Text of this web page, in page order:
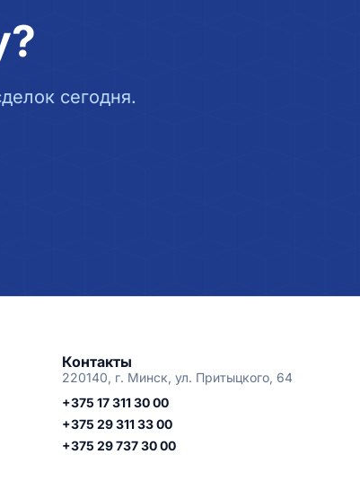
сегодня.
Контакты
220140, г. Минск, ул. Притыцкого, 64
+375 17 311 30 00
+375 29 311 33 00
+375 29 737 30 00